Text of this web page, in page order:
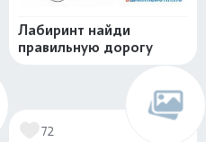
Лабиринт найди
правильную дорогу
72